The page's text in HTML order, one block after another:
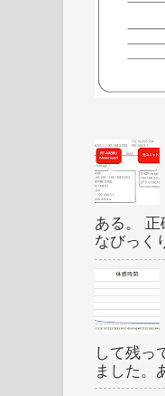
ある。
なびっく
して残っ
ました。